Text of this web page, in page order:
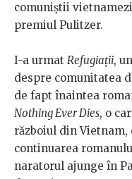
comuniștii
premiul Pulitzer.
I-a urmat Refugiații,
despre comunitatea
de fapt înaintea
Nothing Ever Dies, o
războiul din
continuarea
naratorul ajunge în